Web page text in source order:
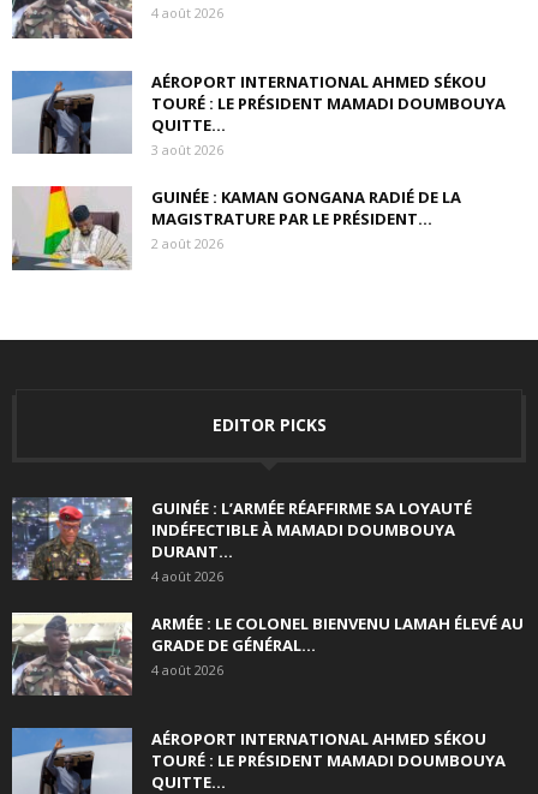
4 août 2026
AÉROPORT INTERNATIONAL AHMED SÉKOU
TOURÉ : LE PRÉSIDENT MAMADI DOUMBOUYA
QUITTE...
3 août 2026
GUINÉE : KAMAN GONGANA RADIÉ DE LA
MAGISTRATURE PAR LE PRÉSIDENT...
2 août 2026
EDITOR PICKS
GUINÉE : L’ARMÉE RÉAFFIRME SA LOYAUTÉ
INDÉFECTIBLE À MAMADI DOUMBOUYA
DURANT...
4 août 2026
ARMÉE : LE COLONEL BIENVENU LAMAH ÉLEVÉ AU
GRADE DE GÉNÉRAL...
4 août 2026
AÉROPORT INTERNATIONAL AHMED SÉKOU
TOURÉ : LE PRÉSIDENT MAMADI DOUMBOUYA
QUITTE...